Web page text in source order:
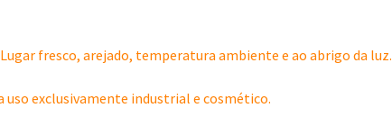
fresco, arejado, temperatura ambiente e ao abrigo da luz.
uso exclusivamente industrial e cosmético.